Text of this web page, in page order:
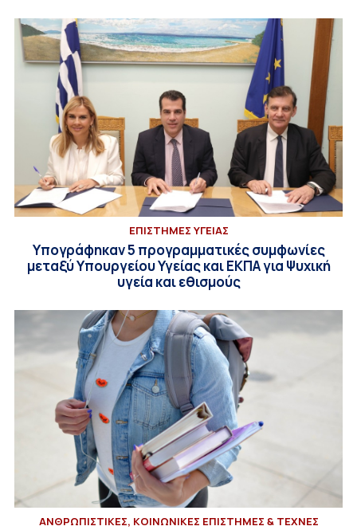
ΕΠΙΣΤΗΜΕΣ ΥΓΕΙΑΣ
Υπογράφηκαν 5 προγραμματικές συμφωνίες
μεταξύ Υπουργείου Υγείας και ΕΚΠΑ για Ψυχική
υγεία και εθισμούς
ΑΝΘΡΩΠΙΣΤΙΚΕΣ, ΚΟΙΝΩΝΙΚΕΣ ΕΠΙΣΤΗΜΕΣ & ΤΕΧΝΕΣ